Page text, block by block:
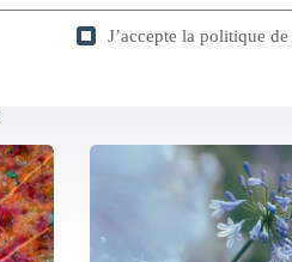
J’accepte la politique